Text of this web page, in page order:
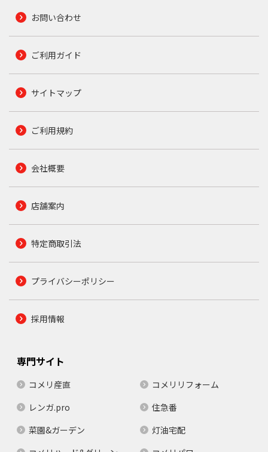
お問い合わせ
ご利用ガイド
サイトマップ
ご利用規約
会社概要
店舗案内
特定商取引法
プライバシーポリシー
採用情報
専門サイト
コメリ産直
コメリリフォーム
レンガ.pro
住急番
菜園&ガーデン
灯油宅配